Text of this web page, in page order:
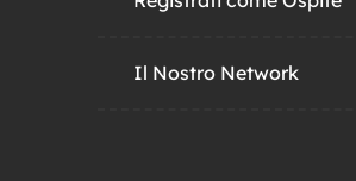
Il Nostro Network